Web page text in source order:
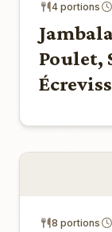
4 portions
Poulet,
8 portions